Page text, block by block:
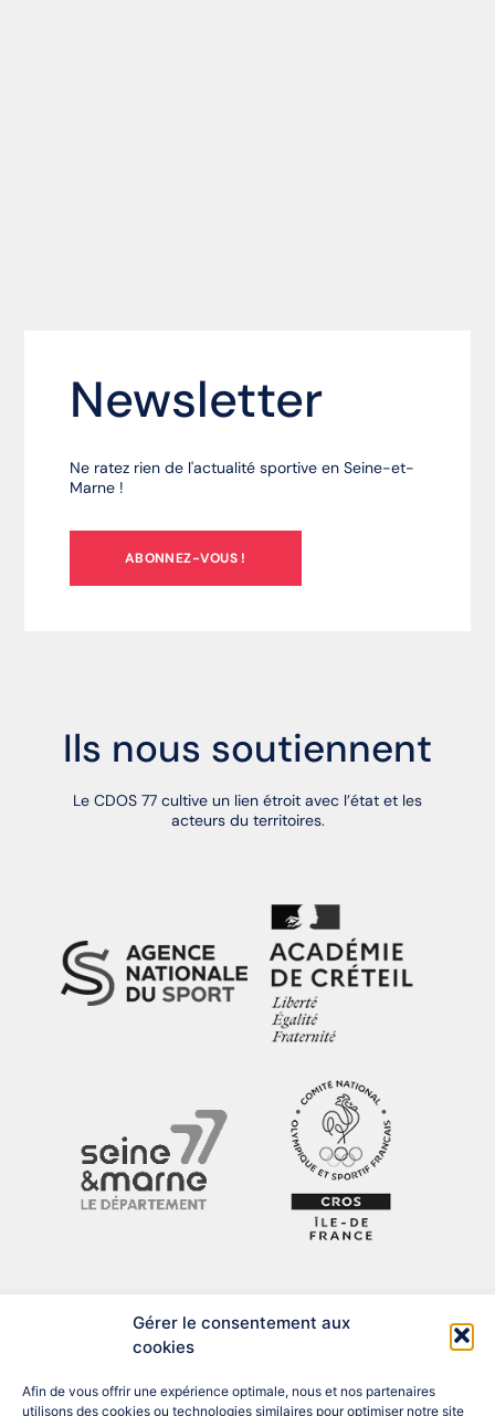
Gérer le consentement aux
cookies
Afin de vous offrir une expérience optimale, nous et nos partenaires
utilisons des cookies ou technologies similaires pour optimiser notre site
Newsletter
Ne ratez rien de l'actualité sportive en Seine-et-
Marne !
ABONNEZ-VOUS !
Ils nous soutiennent
Le CDOS 77 cultive un lien étroit avec l’état et les
acteurs du territoires.